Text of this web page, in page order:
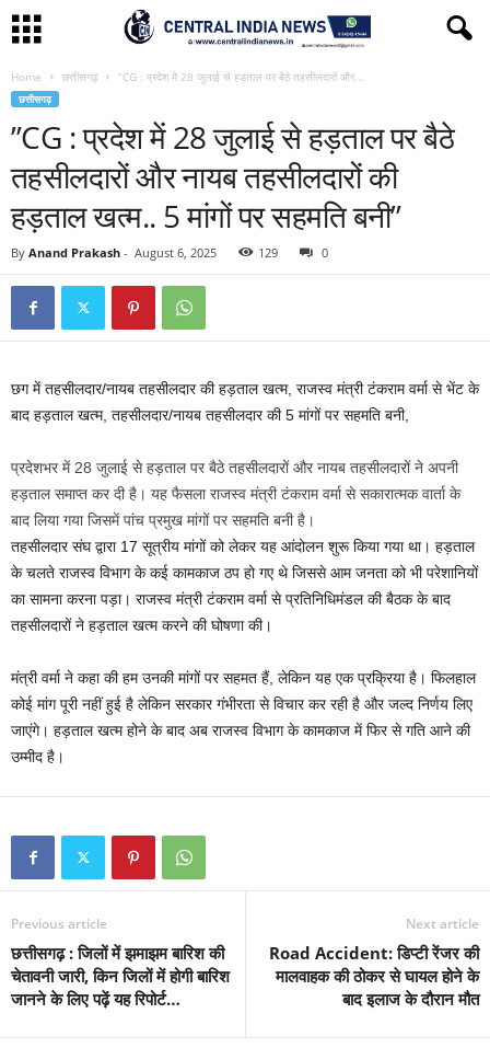
Home छत्तीसगढ़ ”CG : प्रदेश में 28 जुलाई से हड़ताल पर बैठे तहसीलदारों और...
छत्तीसगढ़
”CG : प्रदेश में 28 जुलाई से हड़ताल पर बैठे
तहसीलदारों और नायब तहसीलदारों की
हड़ताल खत्म.. 5 मांगों पर सहमति बनी”
By Anand Prakash - August 6, 2025 129 0
छग में तहसीलदार/नायब तहसीलदार की हड़ताल खत्म, राजस्व मंत्री टंकराम वर्मा से भेंट के
बाद हड़ताल खत्म, तहसीलदार/नायब तहसीलदार की 5 मांगों पर सहमति बनी,
प्रदेशभर में 28 जुलाई से हड़ताल पर बैठे तहसीलदारों और नायब तहसीलदारों ने अपनी
हड़ताल समाप्त कर दी है। यह फैसला राजस्व मंत्री टंकराम वर्मा से सकारात्मक वार्ता के
बाद लिया गया जिसमें पांच प्रमुख मांगों पर सहमति बनी है।
तहसीलदार संघ द्वारा 17 सूत्रीय मांगों को लेकर यह आंदोलन शुरू किया गया था। हड़ताल
के चलते राजस्व विभाग के कई कामकाज ठप हो गए थे जिससे आम जनता को भी परेशानियों
का सामना करना पड़ा। राजस्व मंत्री टंकराम वर्मा से प्रतिनिधिमंडल की बैठक के बाद
तहसीलदारों ने हड़ताल खत्म करने की घोषणा की।
मंत्री वर्मा ने कहा की हम उनकी मांगों पर सहमत हैं, लेकिन यह एक प्रक्रिया है। फिलहाल
कोई मांग पूरी नहीं हुई है लेकिन सरकार गंभीरता से विचार कर रही है और जल्द निर्णय लिए
जाएंगे। हड़ताल खत्म होने के बाद अब राजस्व विभाग के कामकाज में फिर से गति आने की
उम्मीद है।
Previous article
छत्तीसगढ़ : जिलों में झमाझम बारिश की
चेतावनी जारी, किन जिलों में होगी बारिश
जानने के लिए पढ़ें यह रिपोर्ट…
Next article
Road Accident: डिप्टी रेंजर की
मालवाहक की ठोकर से घायल होने के
बाद इलाज के दौरान मौत